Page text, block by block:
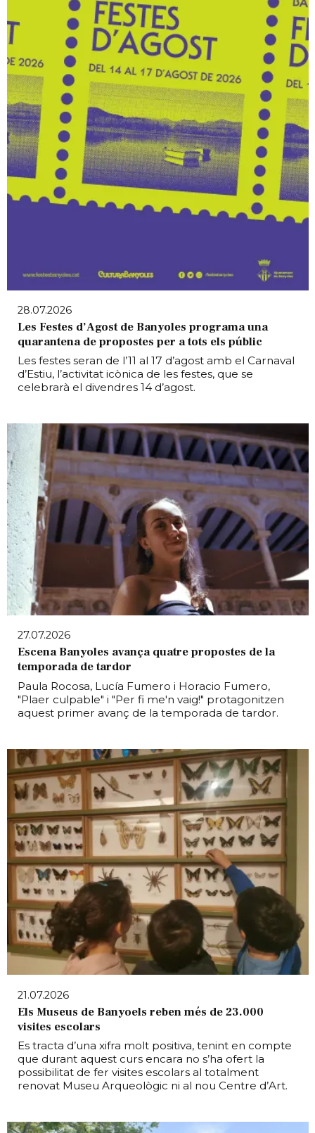
28.07.2026
Les Festes d’Agost de Banyoles programa una
quarantena de propostes per a tots els públic
Les festes seran de l’11 al 17 d’agost amb el Carnaval
d’Estiu, l’activitat icònica de les festes, que se
celebrarà el divendres 14 d’agost.
27.07.2026
Escena Banyoles avança quatre propostes de la
temporada de tardor
Paula Rocosa, Lucía Fumero i Horacio Fumero,
"Plaer culpable" i "Per fi me'n vaig!" protagonitzen
aquest primer avanç de la temporada de tardor.
21.07.2026
Els Museus de Banyoels reben més de 23.000
visites escolars
Es tracta d’una xifra molt positiva, tenint en compte
que durant aquest curs encara no s’ha ofert la
possibilitat de fer visites escolars al totalment
renovat Museu Arqueològic ni al nou Centre d’Art.